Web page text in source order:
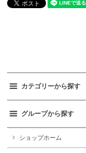
カテゴリーから探す
グループから探す
ショップホーム